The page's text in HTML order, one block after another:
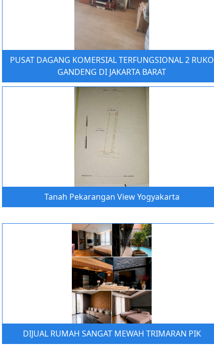
PUSAT DAGANG KOMERSIAL TERFUNGSIONAL 2 RUKO
GANDENG DI JAKARTA BARAT
Tanah Pekarangan View Yogyakarta
DIJUAL RUMAH SANGAT MEWAH TRIMARAN PIK